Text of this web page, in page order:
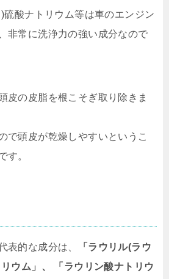
硫酸ナトリウム等は車のエンジン
非常に洗浄力の強い成分なので
皮の皮脂を根こそぎ取り除きま
で頭皮が乾燥しやすいというこ
す。
表的な成分は、
「ラウリル(ラウ
ウム」、 「ラウリン酸ナトリウ